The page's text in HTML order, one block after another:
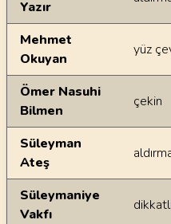
Yazır
Mehmet
Okuyan
yüz
Ömer Nasuhi
Bilmen
çekin
Süleyman
Ateş
Süleymaniye
Vakfı